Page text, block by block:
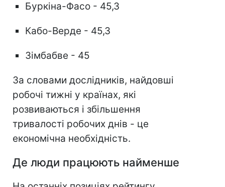
Буркіна-Фасо - 45,3
Кабо-Верде - 45,3
3імбабве - 45
За словами дослідників, найдовші
робочі тижні у країнах, які
розвиваються і збільшення
тривалості робочих днів - це
економічна необхідність.
Де люди працюють найменше